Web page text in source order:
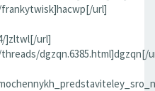
url]
]zltwl[/url]
dgzqn.6385.html]dgzqn[/